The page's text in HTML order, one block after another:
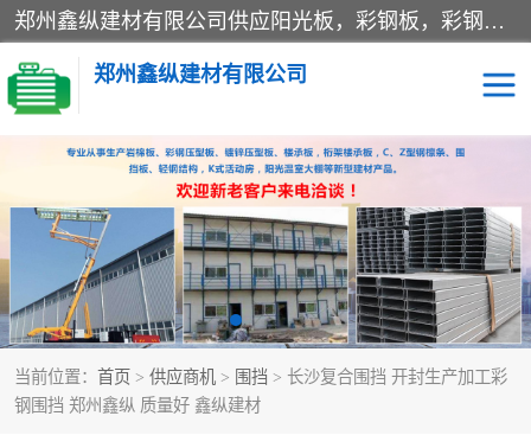
郑州鑫纵建材有限公司供应阳光板，彩钢板，彩钢钢构工程是一家集生产销售租赁安装于一体的企业，主要生产PC采光板，耐力板，仿古琉璃采光板，岩棉板、彩钢压型板、镀锌压型板、桁架楼承板，C、Z型钢檩条、围挡板、轻钢结构，阳光温室大棚等新型建材产品。公司旗下有多台移动式高空压瓦机租赁，承接全国各地业务，专业对外租赁各种型号压瓦机。
郑州鑫纵建材有限公司
当前位置： 首页 > 供应商机 > 围挡 > 长沙复合围挡 开封生产加工彩
钢围挡 郑州鑫纵 质量好 鑫纵建材
高空瓦机租赁 ASA合成树脂仿古瓦
CZ型钢 FRP采光板
PC多层板 PC耐力板
建筑围挡 楼层板